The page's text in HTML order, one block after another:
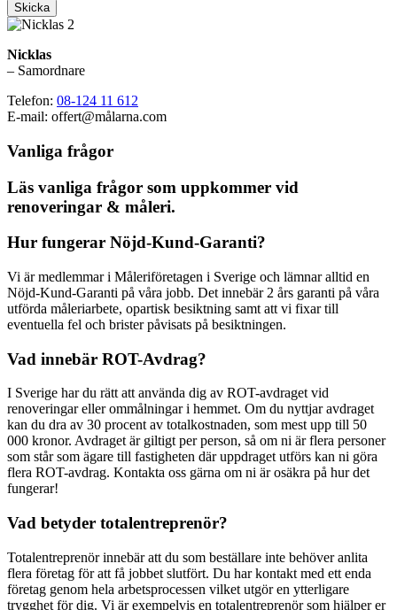
Skicka
Nicklas
– Samordnare
Telefon: 08-124 11 612
E-mail: offert@målarna.com
Vanliga frågor
Läs vanliga frågor som uppkommer vid
renoveringar & måleri.
Hur fungerar Nöjd-Kund-Garanti?
Vi är medlemmar i Måleriföretagen i Sverige och lämnar alltid en
Nöjd-Kund-Garanti på våra jobb. Det innebär 2 års garanti på våra
utförda måleriarbete, opartisk besiktning samt att vi fixar till
eventuella fel och brister påvisats på besiktningen.
Vad innebär ROT-Avdrag?
I Sverige har du rätt att använda dig av ROT-avdraget vid
renoveringar eller ommålningar i hemmet. Om du nyttjar avdraget
kan du dra av 30 procent av totalkostnaden, som mest upp till 50
000 kronor. Avdraget är giltigt per person, så om ni är flera personer
som står som ägare till fastigheten där uppdraget utförs kan ni göra
flera ROT-avdrag. Kontakta oss gärna om ni är osäkra på hur det
fungerar!
Vad betyder totalentreprenör?
Totalentreprenör innebär att du som beställare inte behöver anlita
flera företag för att få jobbet slutfört. Du har kontakt med ett enda
företag genom hela arbetsprocessen vilket utgör en ytterligare
trygghet för dig. Vi är exempelvis en totalentreprenör som hjälper er